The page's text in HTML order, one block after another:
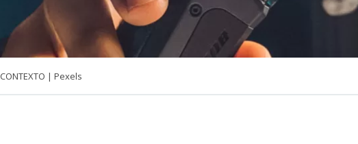
CONTEXTO | Pexels